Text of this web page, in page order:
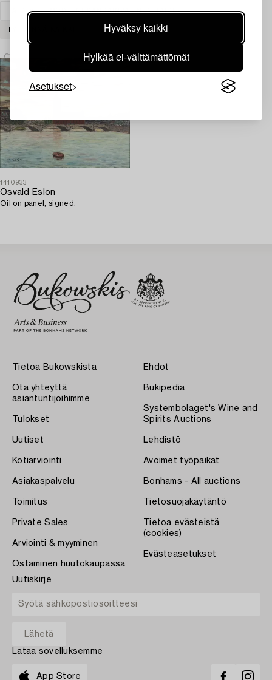
Hyväksy kaikki
Hylkää ei-välttämättömät
Asetukset
TAIDE MODERNI KANSAINVÄLINEN TAIDE
1410933
Osvald Eslon
Oil on panel, signed.
Tietoa Bukowskista
Ota yhteyttä
asiantuntijoihimme
Tulokset
Uutiset
Kotiarviointi
Asiakaspalvelu
Toimitus
Private Sales
Arviointi & myyminen
Ostaminen huutokaupassa
Ehdot
Bukipedia
Systembolaget's Wine and
Spirits Auctions
Lehdistö
Avoimet työpaikat
Bonhams - All auctions
Tietosuojakäytäntö
Tietoa evästeistä
(cookies)
Evästeasetukset
Uutiskirje
Lataa sovelluksemme
App Store